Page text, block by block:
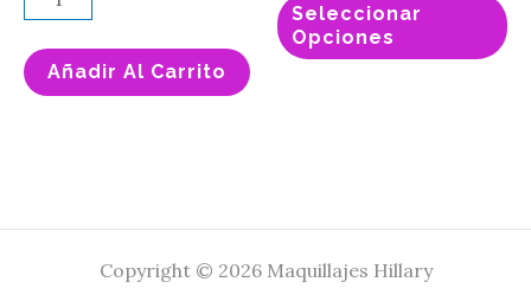
Añadir Al Carrito
Seleccionar
Opciones
la
Copyright © 2026 Maquillajes Hillary